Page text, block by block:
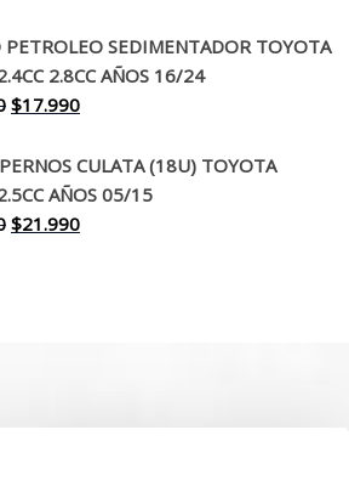
original
era:
$260.000.
actual
es:
PETROLEO SEDIMENTADOR TOYOTA
2.8CC AÑOS 16/24
El
original
era:
$30.000.
$17.990El
actual
es:
$17.990.
CULATA (18U) TOYOTA
AÑOS 05/15
El
$21.990El